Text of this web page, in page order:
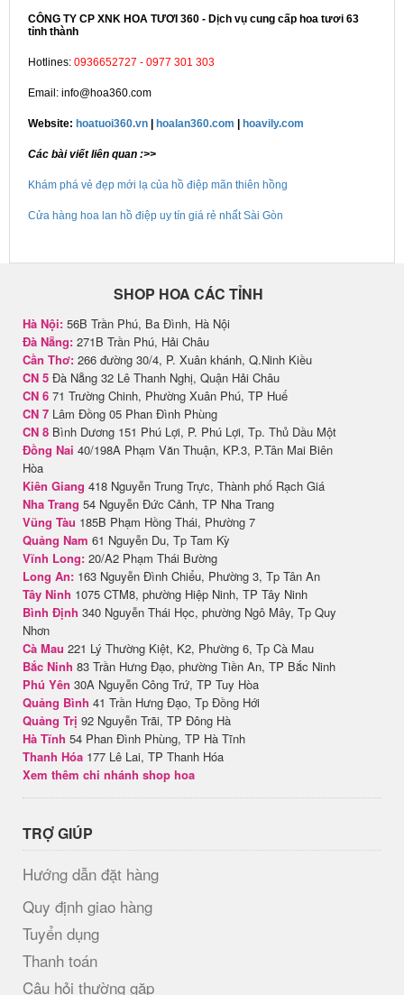
CÔNG TY CP XNK HOA TƯƠI 360 - Dịch vụ cung cấp hoa tươi 63
tỉnh thành
Hotlines: 0936652727 - 0977 301 303
Email: info@hoa360.com
Website: hoatuoi360.vn | hoalan360.com | hoavily.com
Các bài viết liên quan :>>
Khám phá vẻ đẹp mới lạ của hồ điệp mãn thiên hồng
Cửa hàng hoa lan hồ điệp uy tín giá rẻ nhất Sài Gòn
SHOP HOA CÁC TỈNH
Hà Nội: 56B Trần Phú, Ba Đình, Hà Nội
Đà Nẵng: 271B Trần Phú, Hải Châu
Cần Thơ: 266 đường 30/4, P. Xuân khánh, Q.Ninh Kiều
CN 5 Đà Nẵng 32 Lê Thanh Nghị, Quận Hải Châu
CN 6 71 Trường Chinh, Phường Xuân Phú, TP Huế
CN 7 Lâm Đồng 05 Phan Đình Phùng
CN 8 Bình Dương 151 Phú Lợi, P. Phú Lợi, Tp. Thủ Dầu Một
Đồng Nai 40/198A Phạm Văn Thuận, KP.3, P.Tân Mai Biên
Hòa
Kiên Giang 418 Nguyễn Trung Trực, Thành phố Rạch Giá
Nha Trang 54 Nguyễn Đức Cảnh, TP Nha Trang
Vũng Tàu 185B Phạm Hồng Thái, Phường 7
Quảng Nam 61 Nguyễn Du, Tp Tam Kỳ
Vĩnh Long: 20/A2 Phạm Thái Bường
Long An: 163 Nguyễn Đình Chiểu, Phường 3, Tp Tân An
Tây Ninh 1075 CTM8, phường Hiệp Ninh, TP Tây Ninh
Bình Định 340 Nguyễn Thái Học, phường Ngô Mây, Tp Quy
Nhơn
Cà Mau 221 Lý Thường Kiệt, K2, Phường 6, Tp Cà Mau
Bắc Ninh 83 Trần Hưng Đạo, phường Tiền An, TP Bắc Ninh
Phú Yên 30A Nguyễn Công Trứ, TP Tuy Hòa
Quảng Bình 41 Trần Hưng Đạo, Tp Đồng Hới
Quảng Trị 92 Nguyễn Trãi, TP Đông Hà
Hà Tĩnh 54 Phan Đình Phùng, TP Hà Tĩnh
Thanh Hóa 177 Lê Lai, TP Thanh Hóa
Xem thêm chi nhánh shop hoa
TRỢ GIÚP
Hướng dẫn đặt hàng
Quy định giao hàng
Tuyển dụng
Thanh toán
Câu hỏi thường gặp